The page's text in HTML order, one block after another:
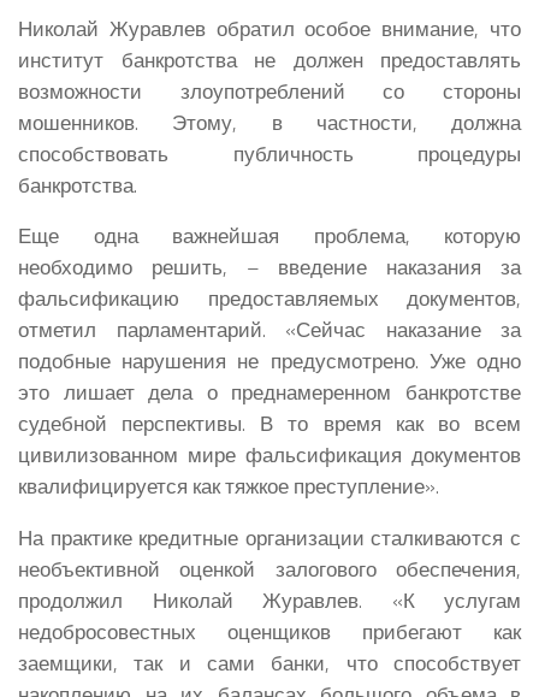
Николай Журавлев обратил особое внимание, что
институт банкротства не должен предоставлять
возможности злоупотреблений со стороны
мошенников. Этому, в частности, должна
способствовать публичность процедуры
банкротства.
Еще одна важнейшая проблема, которую
необходимо решить, – введение наказания за
фальсификацию предоставляемых документов,
отметил парламентарий. «Сейчас наказание за
подобные нарушения не предусмотрено. Уже одно
это лишает дела о преднамеренном банкротстве
судебной перспективы. В то время как во всем
цивилизованном мире фальсификация документов
квалифицируется как тяжкое преступление».
На практике кредитные организации сталкиваются с
необъективной оценкой залогового обеспечения,
продолжил Николай Журавлев. «К услугам
недобросовестных оценщиков прибегают как
заемщики, так и сами банки, что способствует